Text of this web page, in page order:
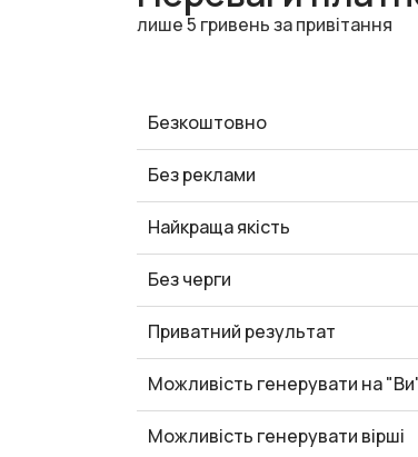
лише 5 гривень за привітання
Безкоштовно
Без реклами
Найкраща якість
Без черги
Приватний результат
Можливість генерувати на
Можливість генерувати вірші